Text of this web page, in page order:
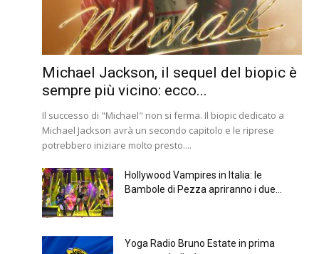
Michael Jackson, il sequel del biopic è
sempre più vicino: ecco...
Il successo di "Michael" non si ferma. Il biopic dedicato a
Michael Jackson avrà un secondo capitolo e le riprese
potrebbero iniziare molto presto....
Hollywood Vampires in Italia: le
Bambole di Pezza apriranno i due...
Yoga Radio Bruno Estate in prima